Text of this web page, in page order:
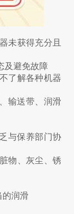
未获得充分且
避免故障
了解各种机器
送带、润滑
与保养部门协
物、灰尘、锈
润滑